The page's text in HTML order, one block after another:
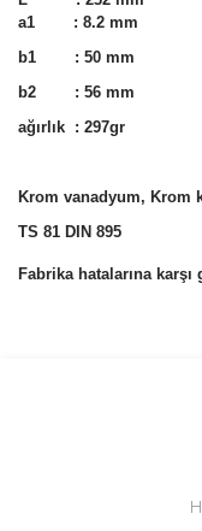
a1 : 8.2 mm
b1 : 50 mm
b2 : 56 mm
ağırlık : 297gr
Krom vanadyum, Krom
TS 81 DIN 895
Fabrika hatalarına karşı
Bu
Ürün resmi
Ürün